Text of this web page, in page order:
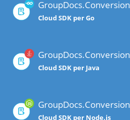
GroupDocs.Conversion
Cloud SDK per Go
GroupDocs.Conversion
Cloud SDK per Java
GroupDocs.Conversion
Cloud SDK per Node.js